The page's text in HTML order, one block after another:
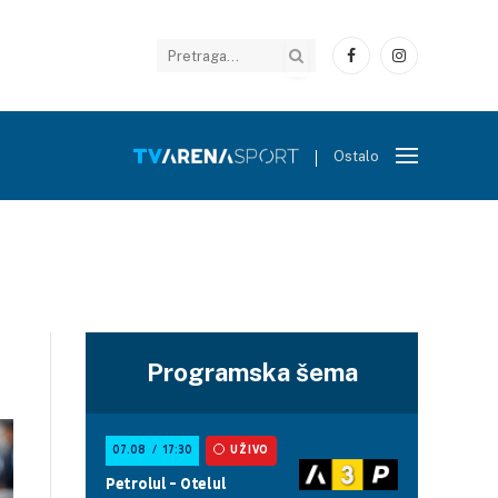
FacebookInstagram
Ostalo
Programska šema